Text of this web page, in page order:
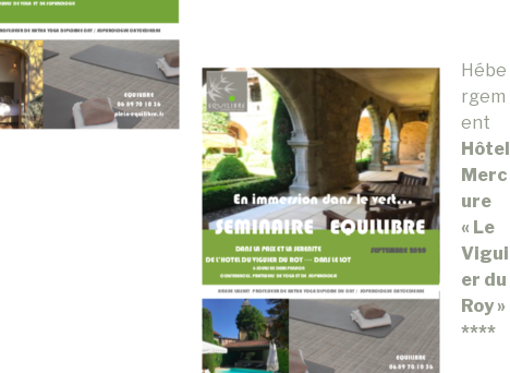
Hébe
rgem
ent
Hôtel
Merc
ure
« Le
Vigui
er du
Roy »
****